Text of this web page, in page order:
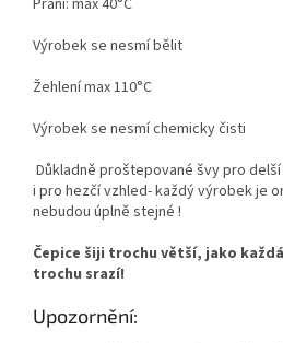
Výrobek se nesmí bělit
Žehlení max 110°C
Výrobek se nesmí chemicky čisti
Důkladně proštepované švy pro
i pro hezčí vzhled- každý výrobek je
nebudou úplně stejné !
Čepice šiji trochu větší, jako
trochu srazí!
Upozornění: